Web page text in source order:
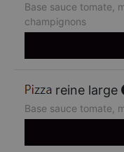
Base sauce tomate,
champignons
reine large
Base sauce tomate,